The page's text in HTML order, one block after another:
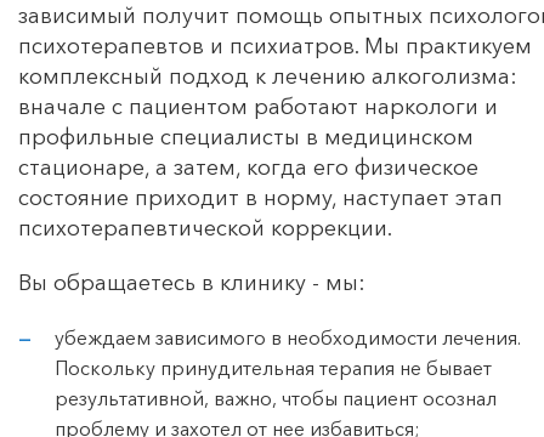
зависимый получит помощь опытных
психотерапевтов и психиатров. Мы практикуем
комплексный подход к лечению алкоголизма:
вначале с пациентом работают наркологи и
профильные специалисты в медицинском
стационаре, а затем, когда его физическое
состояние приходит в норму, наступает этап
психотерапевтической коррекции.
Вы обращаетесь в клинику - мы:
убеждаем зависимого в необходимости лечения.
Поскольку принудительная терапия не бывает
результативной, важно, чтобы пациент осознал
проблему и захотел от нее избавиться;